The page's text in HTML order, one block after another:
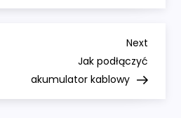
samochód
Next
Post
Next
Jak podłączyć
akumulator kablowy